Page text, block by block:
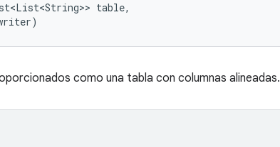
table,
como una tabla con columnas alineadas.